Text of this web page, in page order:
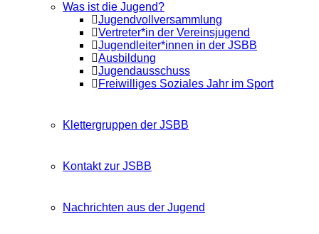
Was ist die Jugend?
Jugendvollversammlung
Vertreter*in der Vereinsjugend
Jugendleiter*innen in der JSBB
Ausbildung
Jugendausschuss
Freiwilliges Soziales Jahr im Sport
Klettergruppen der JSBB
Kontakt zur JSBB
Nachrichten aus der Jugend